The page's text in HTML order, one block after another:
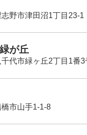
野市津田沼1丁目23-1
が丘
代市緑ヶ丘2丁目1番3
市山手1-1-8